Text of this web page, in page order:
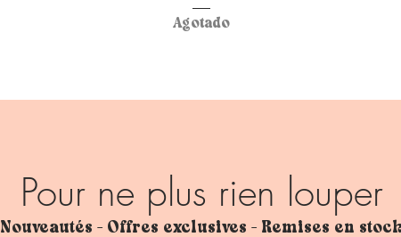
Agotado
Pour ne plus rien louper
Nouveautés - Offres exclusives - Remises en